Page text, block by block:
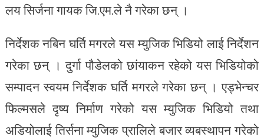
लय सिर्जना गायक जि.एम.ले नै गरेका छन् ।
निर्देशक नबिन घर्ति मगरले यस म्युजिक भिडियो लाई निर्देशन
गरेका छन् । दुर्गा पौडेलको छांयाकन रहेको यस भिडियोको
सम्पादन स्वयम निर्देशक घर्ति मगरले गरेका छन् । एड्भेन्चर
फिल्मसले दृष्य निर्माण गरेको यस म्युजिक भिडियो तथा
अडियोलाई तिर्सना म्युजिक प्रालिले बजार व्यबस्थापन गरेको